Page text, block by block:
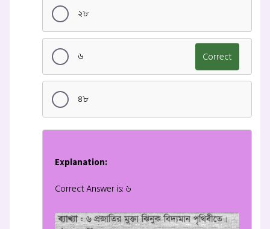
২৮
৬ Correct
৪৮
Explanation:
Correct Answer is: ৬